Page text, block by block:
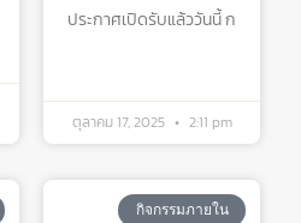
ประกาศเปิดรับแล้ววันนี้ ก
ตุลาคม 17, 2025 2:11 pm
กิจกรรมภายใน